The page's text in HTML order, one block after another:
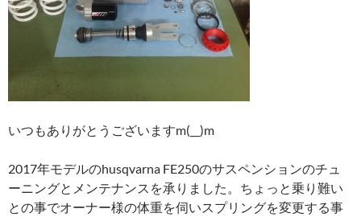
いつもありがとうございますm(__)m
2017年モデルのhusqvarna FE250のサスペンションのチュ
ーニングとメンテナンスを承りました。ちょっと乗り難い
との事でオーナー様の体重を伺いスプリングを変更する事